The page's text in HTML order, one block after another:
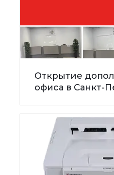
Открытие
офиса в Санкт-